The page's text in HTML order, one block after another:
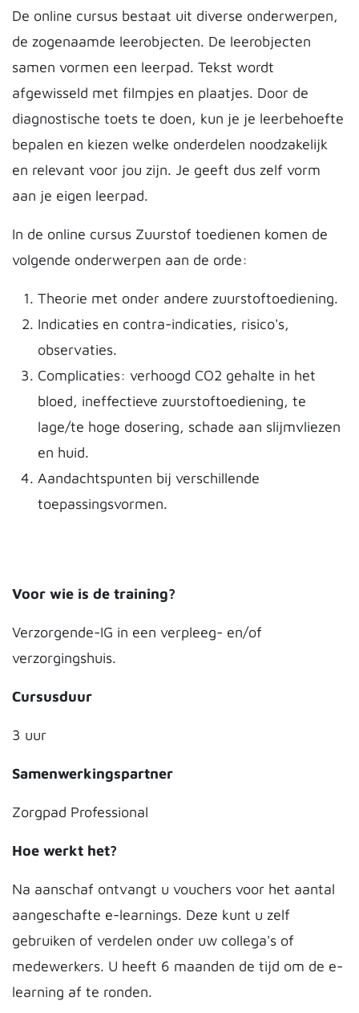
De online cursus bestaat uit diverse onderwerpen,
de zogenaamde leerobjecten. De leerobjecten
samen vormen een leerpad. Tekst wordt
afgewisseld met filmpjes en plaatjes. Door de
diagnostische toets te doen, kun je je leerbehoefte
bepalen en kiezen welke onderdelen noodzakelijk
en relevant voor jou zijn. Je geeft dus zelf vorm
aan je eigen leerpad.
In de online cursus Zuurstof toedienen komen de
volgende onderwerpen aan de orde:
Theorie met onder andere zuurstoftoediening.
Indicaties en contra-indicaties, risico's,
observaties.
Complicaties: verhoogd CO2 gehalte in het
bloed, ineffectieve zuurstoftoediening, te
lage/te hoge dosering, schade aan slijmvliezen
en huid.
Aandachtspunten bij verschillende
toepassingsvormen.
Voor wie is de training?
Verzorgende-IG in een verpleeg- en/of
verzorgingshuis.
Cursusduur
3 uur
Samenwerkingspartner
Zorgpad Professional
Hoe werkt het?
Na aanschaf ontvangt u vouchers voor het aantal
aangeschafte e-learnings. Deze kunt u zelf
gebruiken of verdelen onder uw collega's of
medewerkers. U heeft 6 maanden de tijd om de e-
learning af te ronden.